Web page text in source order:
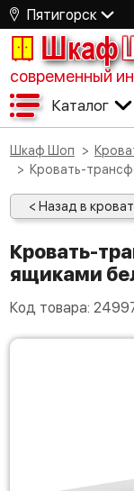
Пятигорск
Шкаф
современный
Каталог
Шкаф Шоп
Кровать-
< Назад в
Кровать-трансформер Симпл КР-51 с
ящиками
Код товара: